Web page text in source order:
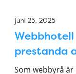
juni 25, 2025
prestanda
Som webbyrå